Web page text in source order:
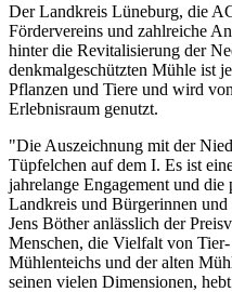
Der Landkreis Lüneburg, die
Fördervereins und zahlreiche
hinter die Revitalisierung der
denkmalgeschützten Mühle ist
Pflanzen und Tiere und wird
Erlebnisraum genutzt.
"Die Auszeichnung mit der
Tüpfelchen auf dem I. Es ist
jahrelange Engagement und
Landkreis und Bürgerinnen
Jens Böther anlässlich der
Menschen, die Vielfalt von
Mühlenteichs und der alten
seinen vielen Dimensionen,